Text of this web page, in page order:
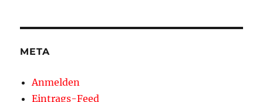
META
Anmelden
Eintrags-Feed